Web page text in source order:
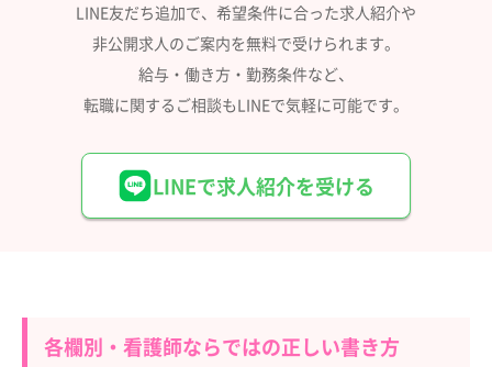
LINE友だち追加で、希望条件に合った求人紹介や
非公開求人のご案内を無料で受けられます。
給与・働き方・勤務条件など、
転職に関するご相談もLINEで気軽に可能です。
LINEで求人紹介を受ける
各欄別・看護師ならではの正しい書き方